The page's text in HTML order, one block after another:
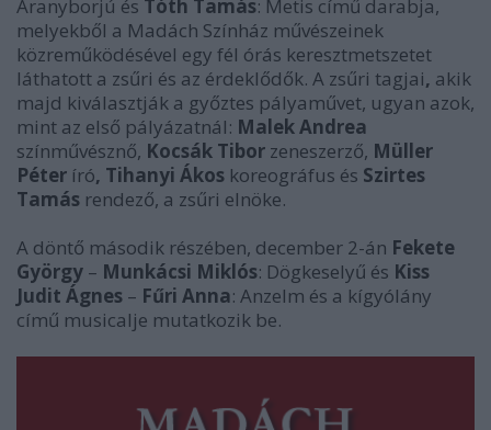
Aranyborjú és Tóth Tamás: Metis című darabja,
melyekből a Madách Színház művészeinek
közreműködésével egy fél órás keresztmetszetet
láthatott a zsűri és az érdeklődők. A zsűri tagjai, akik
majd kiválasztják a győztes pályaművet, ugyan azok,
mint az első pályázatnál: Malek Andrea
színművésznő, Kocsák Tibor zeneszerző, Müller
Péter író, Tihanyi Ákos koreográfus és Szirtes
Tamás rendező, a zsűri elnöke.
A döntő második részében, december 2-án Fekete
György – Munkácsi Miklós: Dögkeselyű és Kiss
Judit Ágnes – Fűri Anna: Anzelm és a kígyólány
című musicalje mutatkozik be.